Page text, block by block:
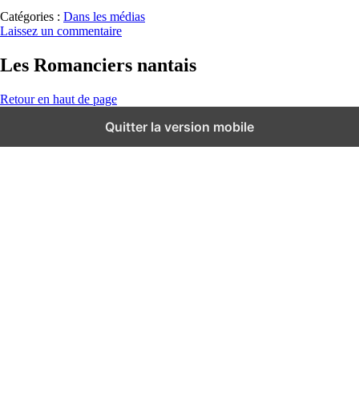
Catégories : Dans les médias
Laissez un commentaire
Les Romanciers nantais
Retour en haut de page
Quitter la version mobile